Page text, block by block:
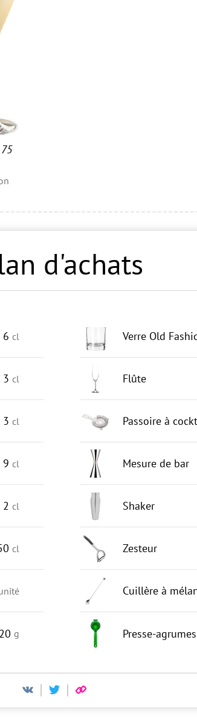
d'achats
6 cl
3 cl
3 cl
9 cl
2 cl
cl
g
Verre Old
Flûte
Passoire à
Mesure de bar
Shaker
Zesteur
Cuillère à
Presse-agrumes